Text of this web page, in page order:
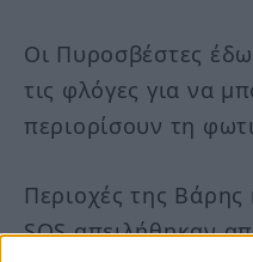
Οι Πυροσβέστες
τις φλόγες για να
περιορίσουν τη
Περιοχές της Βάρης
SOS απειλήθηκαν